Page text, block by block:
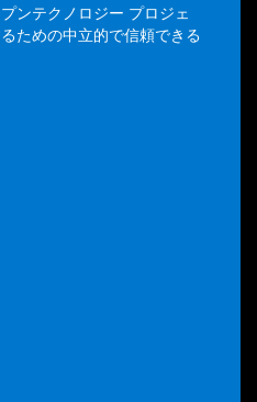
ンテクノロジー プロジェ
ための中立的で信頼できる